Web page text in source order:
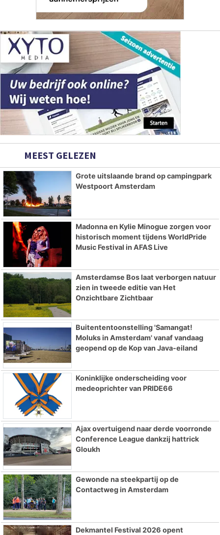
MEEST GELEZEN
Grote uitslaande brand op campingpark
Westpoort Amsterdam
Madonna en Kylie Minogue zorgen voor
historisch moment tijdens WorldPride
Music Festival in AFAS Live
Amsterdamse Bos laat verborgen natuur
zien in tweede editie van Het
Onzichtbare Zichtbaar
Buitententoonstelling 'Samangat!
Moluks in Amsterdam' vanaf vandaag
geopend op de Kop van Java-eiland
Koninklijke onderscheiding voor
medeoprichter van PRIDE66
Ajax overtuigend naar derde voorronde
Conference League dankzij hattrick
Gloukh
Gewonde na steekpartij op de
Contactweg in Amsterdam
Dekmantel Festival 2026 opent